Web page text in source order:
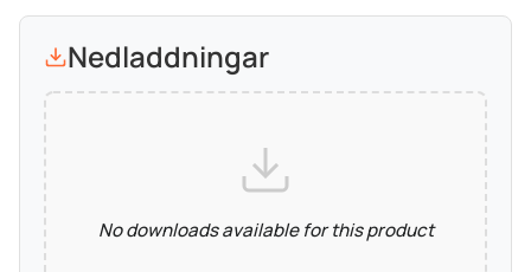
Nedladdningar
No downloads available for this product